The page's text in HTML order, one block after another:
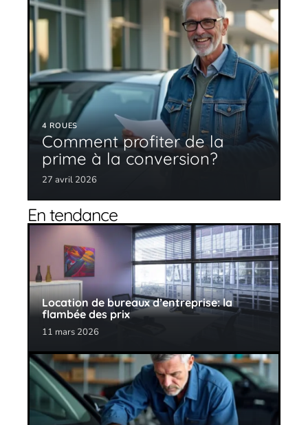
4 ROUES
Comment profiter de la
prime à la conversion?
27 avril 2026
En tendance
Location de bureaux d’entreprise: la
flambée des prix
11 mars 2026